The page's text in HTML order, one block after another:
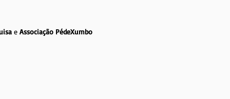
e Associação PédeXumbo